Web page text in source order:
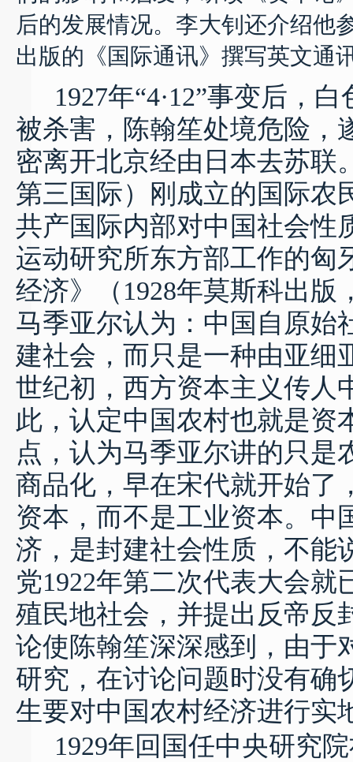
后的发展情况。李大钊还介绍他
出版的《国际通讯》撰写英文通
1927年“4·12”事变后，白
被杀害，陈翰笙处境危险，
密离开北京经由日本去苏联
第三国际）刚成立的国际农
共产国际内部对中国社会性
运动研究所东方部工作的匈
经济》（ 1928年莫斯科出版
马季亚尔认为：中国自原始
建社会，而只是一种由亚细
世纪初，西方资本主义传人
此，认定中国农村也就是资
点，认为马季亚尔讲的只是
商品化，早在宋代就开始了
资本，而不是工业资本。中
济，是封建社会性质，不能
党1922年第二次代表大会就
殖民地社会，并提出反帝反
论使陈翰笙深深感到，由于
研究，在讨论问题时没有确
生要对中国农村经济进行实
1929年回国任中央研究